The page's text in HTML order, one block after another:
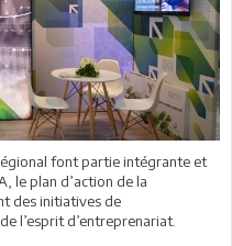
font partie intégrante et
le plan d’action de la
des initiatives de
l’esprit d’entreprenariat.